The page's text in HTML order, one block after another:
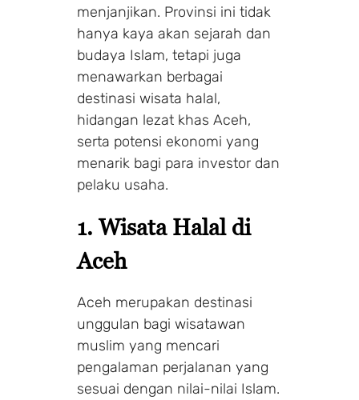
menjanjikan. Provinsi ini tidak
hanya kaya akan sejarah dan
budaya Islam, tetapi juga
menawarkan berbagai
destinasi wisata halal,
hidangan lezat khas Aceh,
serta potensi ekonomi yang
menarik bagi para investor dan
pelaku usaha.
1. Wisata Halal di
Aceh
Aceh merupakan destinasi
unggulan bagi wisatawan
muslim yang mencari
pengalaman perjalanan yang
sesuai dengan nilai-nilai Islam.